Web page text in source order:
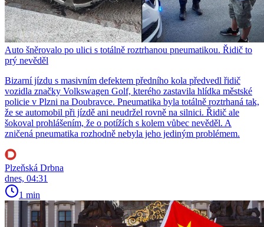
Auto šněrovalo po ulici s totálně roztrhanou pneumatikou. Řidič to
prý nevěděl
Bizarní jízdu s masivním defektem předního kola předvedl řidič
vozidla značky Volkswagen Golf, kterého zastavila hlídka městské
policie v Plzni na Doubravce. Pneumatika byla totálně roztrhaná tak,
že se automobil při jízdě ani neudržel rovně na silnici. Řidič ale
šokoval prohlášením, že o potížích s kolem vůbec nevěděl. A
zničená pneumatika rozhodně nebyla jeho jediným problémem.
Plzeňská Drbna
dnes, 04:31
1 min